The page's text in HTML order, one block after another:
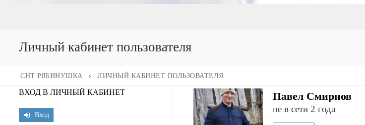
Личный кабинет пользователя
СНТ РЯБИНУШКА ЛИЧНЫЙ КАБИНЕТ ПОЛЬЗОВАТЕЛЯ
Павел Смирнов
не в сети 2 года
ВХОД В ЛИЧНЫЙ КАБИНЕТ
Вход